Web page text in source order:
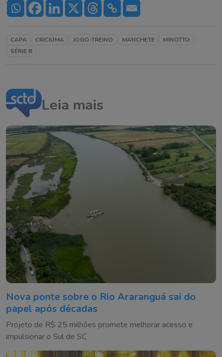
CAPA CRICIÚMA JOGO-TREINO MANCHETE
MINOTTO
SÉRIE B
Leia mais
Nova ponte sobre o Rio Araranguá sai do
papel após décadas
Projeto de R$ 25 milhões promete melhorar acesso e
impulsionar o Sul de SC